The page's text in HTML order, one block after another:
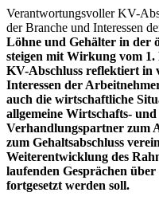
Verantwortungsvoller KV-
der Branche und Interessen
Löhne und Gehälter in der
steigen mit Wirkung vom
KV-Abschluss reflektiert in
Interessen der
auch die wirtschaftliche
allgemeine Wirtschafts-
Verhandlungspartner zum
zum Gehaltsabschluss
Weiterentwicklung des
laufenden Gesprächen
fortgesetzt werden soll.